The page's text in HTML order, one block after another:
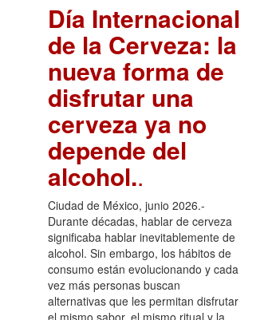
Día Internacional
de la Cerveza: la
nueva forma de
disfrutar una
cerveza ya no
depende del
alcohol..
Ciudad de México, junio 2026.-
Durante décadas, hablar de cerveza
significaba hablar inevitablemente de
alcohol. Sin embargo, los hábitos de
consumo están evolucionando y cada
vez más personas buscan
alternativas que les permitan disfrutar